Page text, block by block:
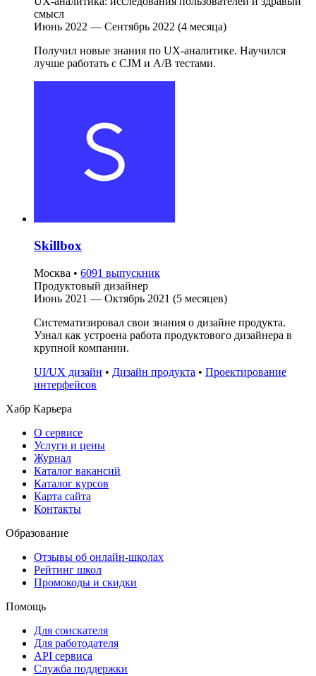
смысл
Июнь 2022 — Сентябрь 2022 (4 месяца)
Получил новые знания по UX-аналитике. Научился
лучше работать с CJM и A/B тестами.
Skillbox
Москва • 6091 выпускник
Продуктовый дизайнер
Июнь 2021 — Октябрь 2021 (5 месяцев)
Систематизировал свои знания о дизайне продукта.
Узнал как устроена работа продуктового дизайнера в
крупной компании.
UI/UX дизайн • Дизайн продукта • Проектирование
интерфейсов
Хабр Карьера
О сервисе
Услуги и цены
Журнал
Каталог вакансий
Каталог курсов
Карта сайта
Контакты
Образование
Отзывы об онлайн-школах
Рейтинг школ
Промокоды и скидки
Помощь
Для соискателя
Для работодателя
API сервиса
Служба поддержки